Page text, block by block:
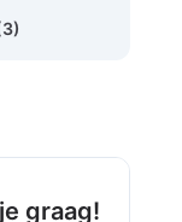
graag!